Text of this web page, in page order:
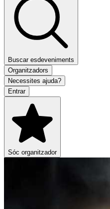
Buscar esdeveniments
Organitzadors
Necessites ajuda?
Entrar
Sóc organitzador